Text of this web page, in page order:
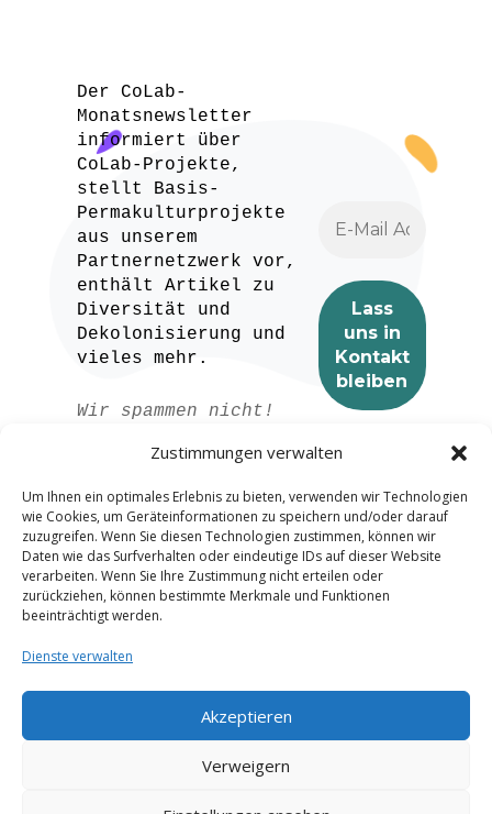
Zustimmungen verwalten
Um Ihnen ein optimales Erlebnis zu bieten, verwenden wir Technologien
wie Cookies, um Geräteinformationen zu speichern und/oder darauf
zuzugreifen. Wenn Sie diesen Technologien zustimmen, können wir
Daten wie das Surfverhalten oder eindeutige IDs auf dieser Website
verarbeiten. Wenn Sie Ihre Zustimmung nicht erteilen oder
zurückziehen, können bestimmte Merkmale und Funktionen
beeinträchtigt werden.
Dienste verwalten
Akzeptieren
Verweigern
Der CoLab-
Monatsnewsletter
informiert über
CoLab-Projekte,
stellt Basis-
Permakulturprojekte
aus unserem
Partnernetzwerk vor,
enthält Artikel zu
Diversität und
Dekolonisierung und
vieles mehr.
Wir spammen nicht!
Datenschutzerklärung
Informationen.